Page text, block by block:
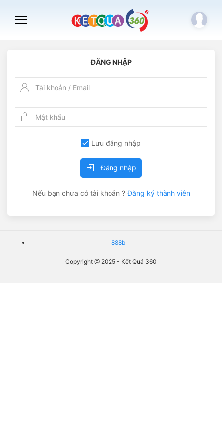
ĐĂNG NHẬP
Lưu đăng nhập
Nếu bạn chưa có tài khoản ?Đăng ký thành viên
888b
Copyright @ 2025 - Kết Quả 360